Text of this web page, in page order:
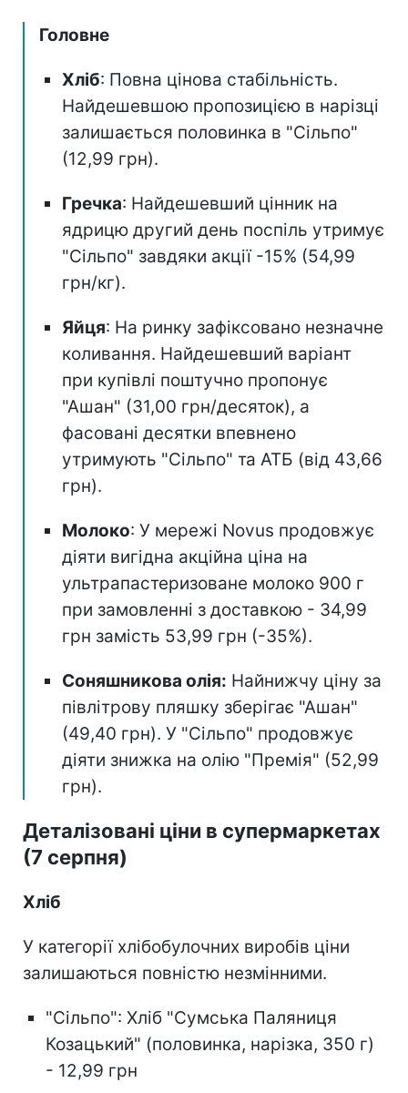
Головне
Хліб: Повна цінова стабільність.
Найдешевшою пропозицією в нарізці
залишається половинка в "Сільпо"
(12,99 грн).
Гречка: Найдешевший цінник на
ядрицю другий день поспіль утримує
"Сільпо" завдяки акції -15% (54,99
грн/кг).
Яйця: На ринку зафіксовано незначне
коливання. Найдешевший варіант
при купівлі поштучно пропонує
"Ашан" (31,00 грн/десяток), а
фасовані десятки впевнено
утримують "Сільпо" та АТБ (від 43,66
грн).
Молоко: У мережі Novus продовжує
діяти вигідна акційна ціна на
ультрапастеризоване молоко 900 г
при замовленні з доставкою - 34,99
грн замість 53,99 грн (-35%).
Соняшникова олія: Найнижчу ціну за
півлітрову пляшку зберігає "Ашан"
(49,40 грн). У "Сільпо" продовжує
діяти знижка на олію "Премія" (52,99
грн).
Деталізовані ціни в супермаркетах
(7 серпня)
Хліб
У категорії хлібобулочних виробів ціни
залишаються повністю незмінними.
"Сільпо": Хліб "Сумська Паляниця
Козацький" (половинка, нарізка, 350 г)
- 12,99 грн